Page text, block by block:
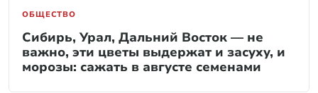
ОБЩЕСТВО
Сибирь, Урал, Дальний Восток — не
важно, эти цветы выдержат и засуху, и
морозы: сажать в августе семенами